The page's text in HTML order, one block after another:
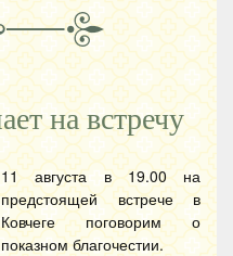
на встречу
11 августа в 19.00 на
предстоящей встрече в
Ковчеге поговорим о
показном благочестии.